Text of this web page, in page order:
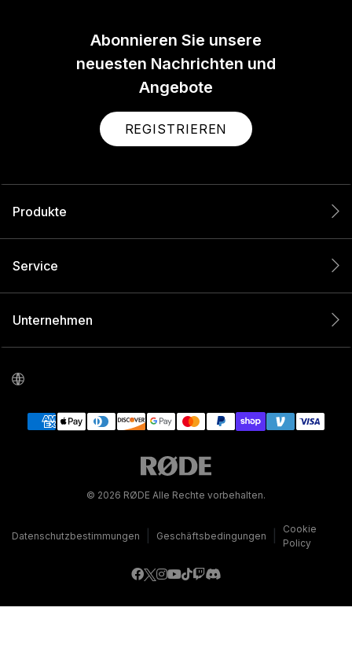
Abonnieren Sie unsere
neuesten Nachrichten und
Angebote
REGISTRIEREN
Produkte
Service
Unternehmen
© 2026 RØDE Alle Rechte vorbehalten.
Datenschutzbestimmungen Geschäftsbedingungen
Cookie
Policy